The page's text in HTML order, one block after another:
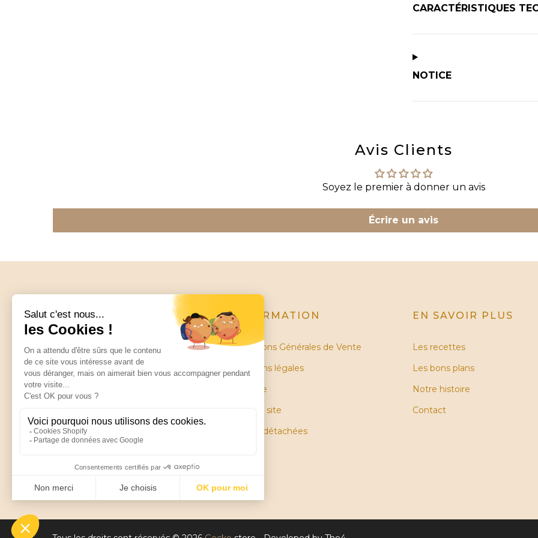
CARACTÉRISTIQUES
NOTICE
Avis Clients
Soyez le premier à donner un avis
Écrire un avis
Little balance
ZA Les Petites Ruelles
Contactez-nous
INFORMATION
Conditions Générales de Vente
Mentions légales
Garantie
Plan du site
Pièces détachées
EN SAVOIR PLUS
Les recettes
Les bons plans
Notre histoire
Contact